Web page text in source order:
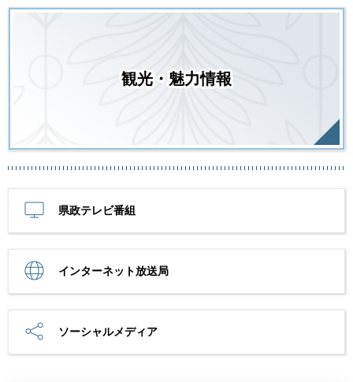
観光・魅力情報
県政テレビ番組
インターネット放送局
ソーシャルメディア